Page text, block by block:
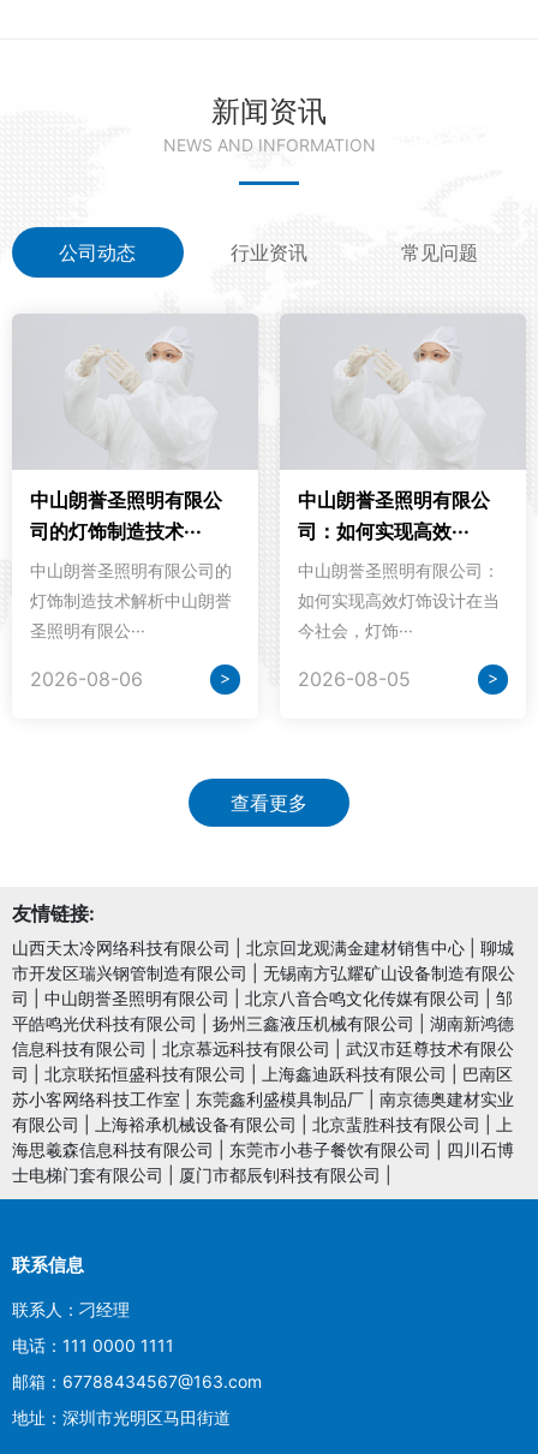
新闻资讯
NEWS AND INFORMATION
公司动态 行业资讯 常见问题
中山朗誉圣照明有限公
司的灯饰制造技术···
中山朗誉圣照明有限公司的
灯饰制造技术解析中山朗誉
圣照明有限公···
2026-08-06 >
中山朗誉圣照明有限公
司：如何实现高效···
中山朗誉圣照明有限公司：
如何实现高效灯饰设计在当
今社会，灯饰···
2026-08-05 >
查看更多
友情链接:
山西天太冷网络科技有限公司 北京回龙观满金建材销售中心
聊城
市开发区瑞兴钢管制造有限公司
无锡南方弘耀矿山设备制造有限公
司
中山朗誉圣照明有限公司 北京八音合鸣文化传媒有限公司
邹
平皓鸣光伏科技有限公司
扬州三鑫液压机械有限公司
湖南新鸿德
信息科技有限公司
北京慕远科技有限公司
武汉市廷尊技术有限公
司
北京联拓恒盛科技有限公司 上海鑫迪跃科技有限公司
巴南区
苏小客网络科技工作室
东莞鑫利盛模具制品厂
南京德奥建材实业
有限公司
上海裕承机械设备有限公司 北京蜚胜科技有限公司
上
海思羲森信息科技有限公司
东莞市小巷子餐饮有限公司
四川石博
士电梯门套有限公司
厦门市都辰钊科技有限公司
联系信息
联系人：刁经理
电话：111 0000 1111
邮箱：67788434567@163.com
地址：深圳市光明区马田街道